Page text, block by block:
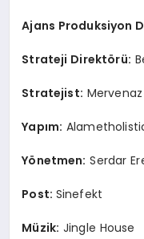
Ajans Produksiyon
Strateji Direktörü:
Stratejist:
Yapım:
Yönetmen: Serdar
Post: Sinefekt
Müzik: Jingle House